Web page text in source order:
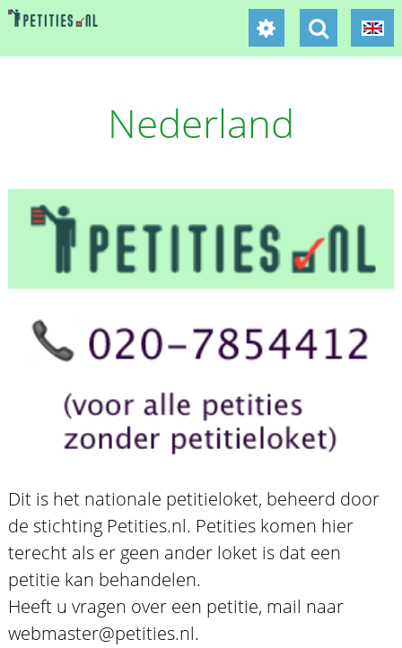
Nederland
Dit is het nationale petitieloket, beheerd door
de stichting Petities.nl. Petities komen hier
terecht als er geen ander loket is dat een
petitie kan behandelen.
Heeft u vragen over een petitie, mail naar
webmaster@petities.nl.